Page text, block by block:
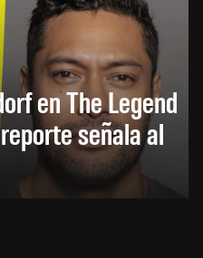
en The Legend
señala al